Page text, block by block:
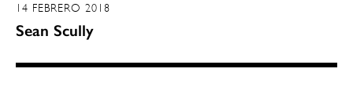
14 FEBRERO 2018
Sean Scully